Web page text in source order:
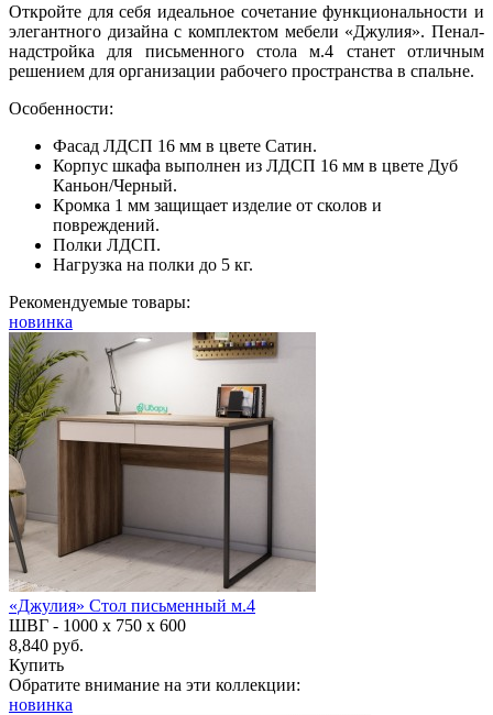
Откройте для себя идеальное сочетание функциональности и
элегантного дизайна с комплектом мебели «Джулия». Пенал-
надстройка для письменного стола м.4 станет отличным
решением для организации рабочего пространства в спальне.
Особенности:
Фасад ЛДСП 16 мм в цвете Сатин.
Корпус шкафа выполнен из ЛДСП 16 мм в цвете Дуб
Каньон/Черный.
Кромка 1 мм защищает изделие от сколов и
повреждений.
Полки ЛДСП.
Нагрузка на полки до 5 кг.
Рекомендуемые товары:
новинка
«Джулия» Стол письменный м.4
ШВГ - 1000 х 750 х 600
8,840 руб.
Купить
Обратите внимание на эти коллекции:
новинка